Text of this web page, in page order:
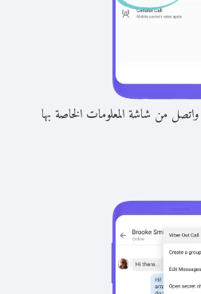
من شاشة المعلومات الخاصة بها